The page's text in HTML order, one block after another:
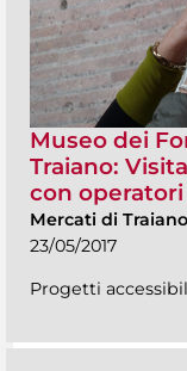
Museo dei
Traiano:
con operatori
Mercati di
23/05/2017
Progetti